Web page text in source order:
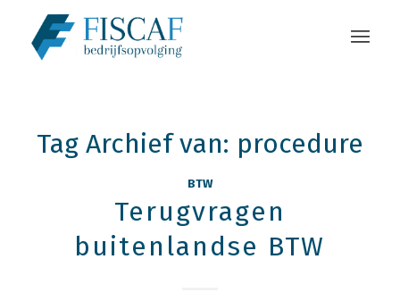
Tag Archief van: procedure
BTW
Terugvragen
buitenlandse BTW